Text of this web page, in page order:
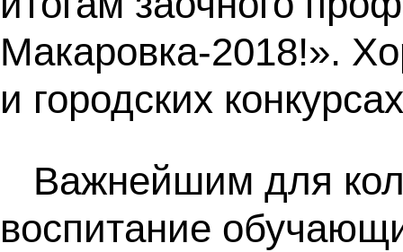
Макаровка-2018!».
и городских
Важнейшим для
воспитание